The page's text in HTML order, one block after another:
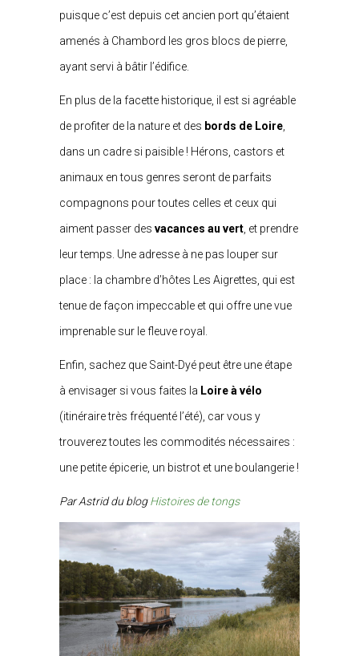
puisque c’est depuis cet ancien port qu’étaient
amenés à Chambord les gros blocs de pierre,
ayant servi à bâtir l’édifice.
En plus de la facette historique, il est si agréable
de profiter de la nature et des bords de Loire
dans un cadre si paisible ! Hérons, castors et
animaux en tous genres seront de parfaits
compagnons pour toutes celles et ceux qui
aiment passer des vacances au vert , et prendre
leur temps. Une adresse à ne pas louper sur
place : la chambre d’hôtes Les Aigrettes, qui est
tenue de façon impeccable et qui offre une vue
imprenable sur le fleuve royal.
Enfin, sachez que Saint-Dyé peut être une étape
à envisager si vous faites la Loire à vélo
(itinéraire très fréquenté l’été), car vous y
trouverez toutes les commodités nécessaires :
une petite épicerie, un bistrot et une boulangerie !
Par Astrid du blogHistoires de tongs